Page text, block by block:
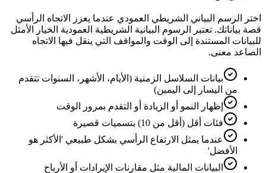
اختر الرسم البياني الشريطي العمودي عندما يعزز الاتجاه الرأسي
قصة بياناتك. تعتبر الرسوم البيانية الشريطية العمودية الخيار الأمثل
للبيانات المستندة إلى الوقت والمواقف التي ينقل فيها الاتجاه
الصاعد معنى.
بيانات السلاسل الزمنية (الأيام، الأشهر، السنوات تتقدم
من اليسار إلى اليمين)
إظهار النمو أو الزيادة أو التقدم بمرور الوقت
فئات أقل (أقل من 10) بتسميات قصيرة
عندما يمثل الارتفاع الرأسي بشكل طبيعي 'الأكثر هو
الأفضل'
البيانات المالية مثل مقارنات الإيرادات أو الأرباح